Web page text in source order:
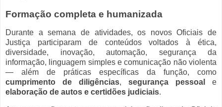
Formação completa e humanizada
Durante a semana de atividades, os novos Oficiais de
Justiça participaram de conteúdos voltados à ética,
diversidade, inovação, automação, segurança da
informação, linguagem simples e comunicação não violenta
— além de práticas específicas da função, como
cumprimento de diligências, segurança pessoal
e
elaboração de autos e certidões judiciais.